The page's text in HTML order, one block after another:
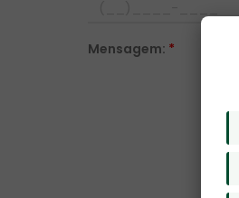
Mensagem: *